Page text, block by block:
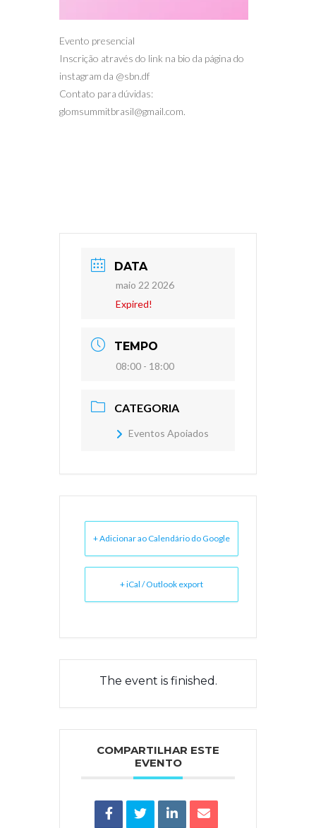
Evento presencial
Inscrição através do link na bio da página do
instagram da @sbn.df
Contato para dúvidas:
glomsummitbrasil@gmail.com.
DATA
maio 22 2026
Expired!
TEMPO
08:00 - 18:00
CATEGORIA
Eventos Apoiados
+ Adicionar ao Calendário do Google
+ iCal / Outlook export
The event is finished.
COMPARTILHAR ESTE
EVENTO